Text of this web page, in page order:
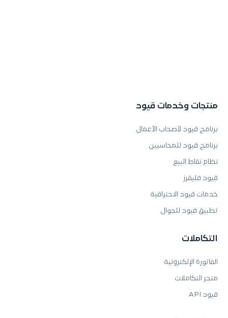
منتجات وخدمات قيود
برنامج قيود لأصحاب الأعمال
برنامج قيود للمحاسبين
نظام نقاط البيع
قيود فليفرز
خدمات قيود الاحترافية
تطبيق قيود للجوال
التكاملات
الفاتورة الإلكترونية
متجر التكاملات
قيود API